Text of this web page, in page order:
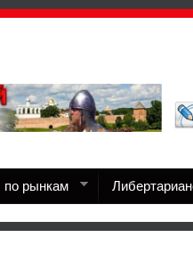
по рынкам